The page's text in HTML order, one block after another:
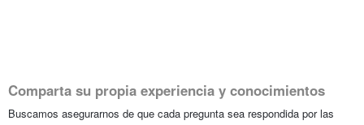
Comparta su propia experiencia y conocimientos
Buscamos asegurarnos de que cada pregunta sea respondida por las